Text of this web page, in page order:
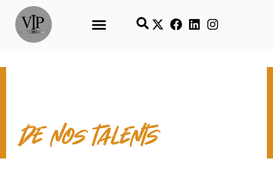
CONTACT & TEMPS FORTS
de nos talents